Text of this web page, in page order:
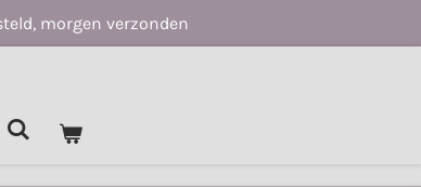
morgen verzonden